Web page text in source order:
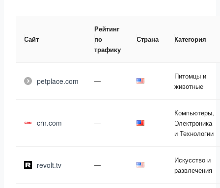
Сайт
Рейтинг
по
трафику
Страна Категория
petplace.com —
Питомцы и
животные
crn.com —
Компьютеры,
Электроника
и Технологии
revolt.tv —
Искусство и
развлечения